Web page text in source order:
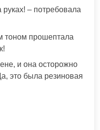
– потребовала
прошептала
и она осторожно
это была резиновая